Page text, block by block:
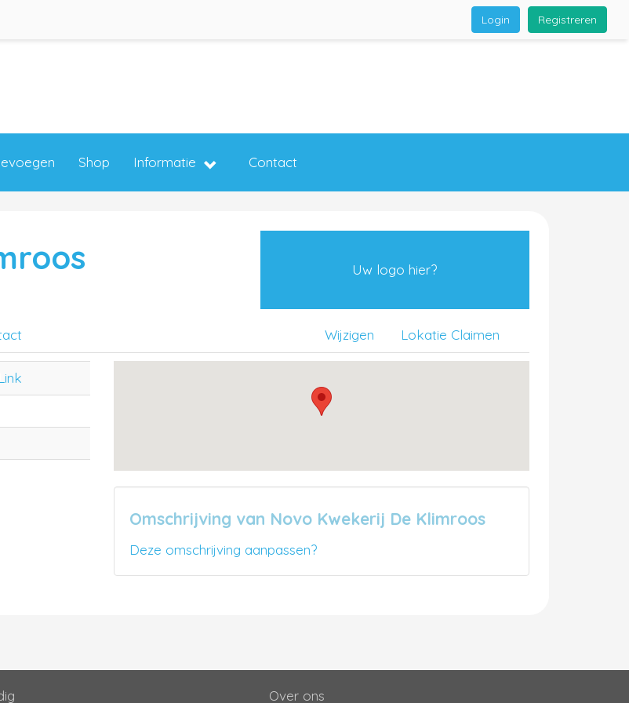
Registreren
Login
Shop Informatie Contact
Uw logo hier?
Lokatie Claimen
Wijzigen
Omschrijving van Novo Kwekerij De Klimroos
Deze omschrijving aanpassen?
Over ons